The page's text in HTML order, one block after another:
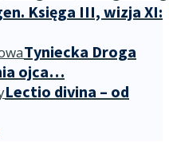
Księga III, wizja XI:
Tyniecka Droga
ojca…
Lectio divina – od